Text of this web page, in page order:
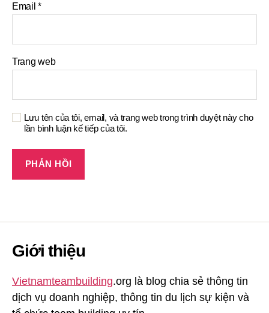
Email*
Trang web
Lưu tên của tôi, email, và trang web trong trình duyệt này cho
lần bình luận kế tiếp của tôi.
Giới thiệu
Vietnamteambuilding.org là blog chia sẻ thông tin
dịch vụ doanh nghiệp, thông tin du lịch sự kiện và